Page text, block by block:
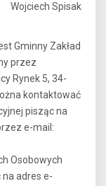
Wojciech Spisak
Gminny Zakład
przez
Rynek 5, 34-
kontaktować
pisząc na
e-mail:
Osobowych
adres e-